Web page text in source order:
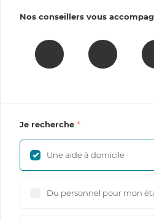
Nos conseillers vous
Je recherche
Une aide à domicile
Du personnel pour mon